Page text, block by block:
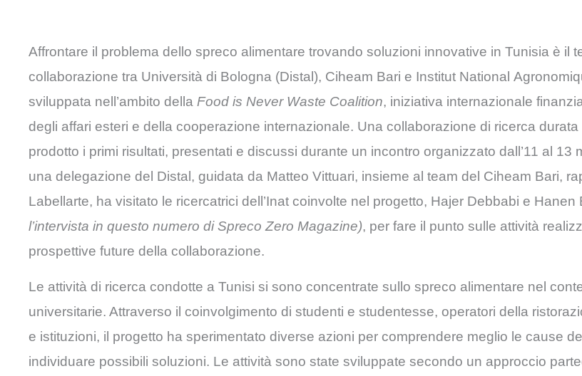
Affrontare il problema dello spreco alimentare trovando soluzioni innovative in Tunisia è il
collaborazione tra Università di Bologna (Distal), Ciheam Bari e Institut National
sviluppata nell’ambito della Food is Never Waste Coalition, iniziativa internazionale
degli affari esteri e della cooperazione internazionale. Una collaborazione di ricerca
prodotto i primi risultati, presentati e discussi durante un incontro organizzato dall’11 al 13
una delegazione del Distal, guidata da Matteo Vittuari, insieme al team del Ciheam Bari,
Labellarte, ha visitato le ricercatrici dell’Inat coinvolte nel progetto, Hajer Debbabi e Hanen
l’intervista in questo numero di Spreco Zero Magazine), per fare il punto sulle attività
prospettive future della collaborazione.
Le attività di ricerca condotte a Tunisi si sono concentrate sullo spreco alimentare nel
universitarie. Attraverso il coinvolgimento di studenti e studentesse, operatori della
e istituzioni, il progetto ha sperimentato diverse azioni per comprendere meglio le cause
individuare possibili soluzioni. Le attività sono state sviluppate secondo un approccio